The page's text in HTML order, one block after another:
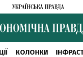
КОЛОНКИ